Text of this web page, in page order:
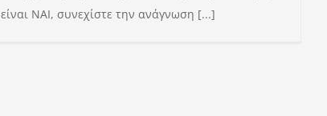
είναι ΝΑΙ, συνεχίστε την ανάγνωση [...]